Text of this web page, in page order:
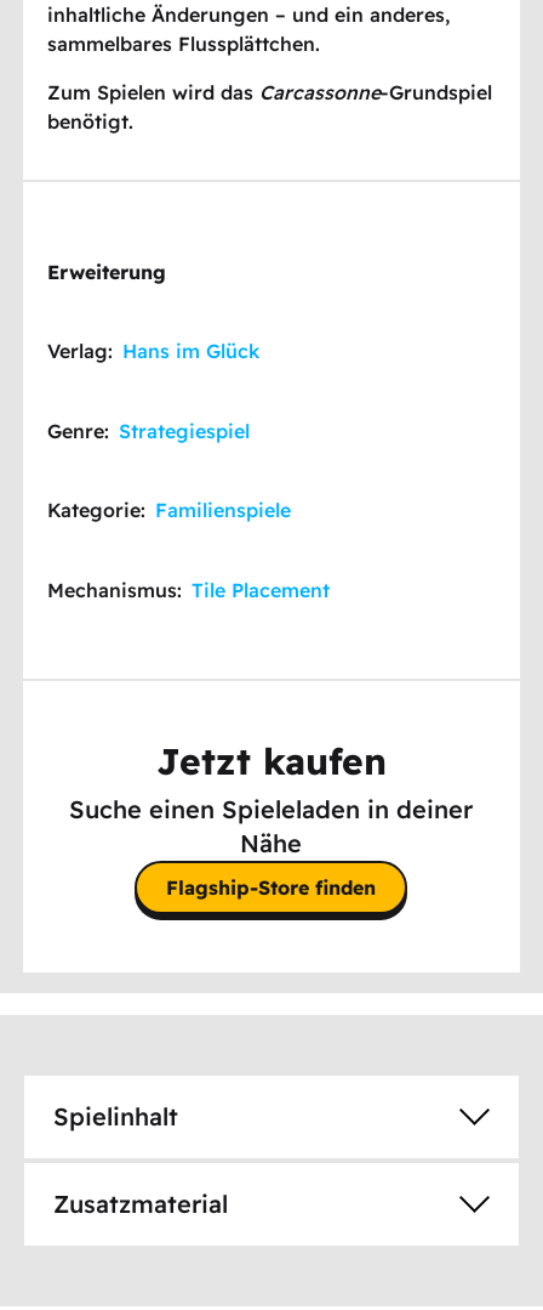
inhaltliche Änderungen – und ein anderes,
sammelbares Flussplättchen.
Zum Spielen wird das Carcassonne-Grundspiel
benötigt.
Erweiterung
Verlag: Hans im Glück
Genre: Strategiespiel
Kategorie: Familienspiele
Mechanismus: Tile Placement
Jetzt kaufen
Suche einen Spieleladen in deiner
Nähe
Flagship-Store finden
Spielinhalt
Zusatzmaterial